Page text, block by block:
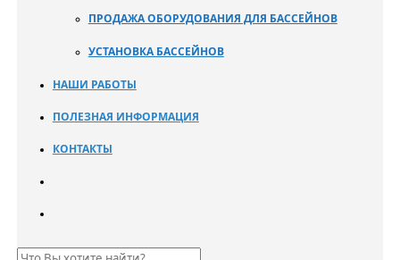
ПРОДАЖА ОБОРУДОВАНИЯ ДЛЯ БАССЕЙНОВ
УСТАНОВКА БАССЕЙНОВ
НАШИ РАБОТЫ
ПОЛЕЗНАЯ ИНФОРМАЦИЯ
КОНТАКТЫ